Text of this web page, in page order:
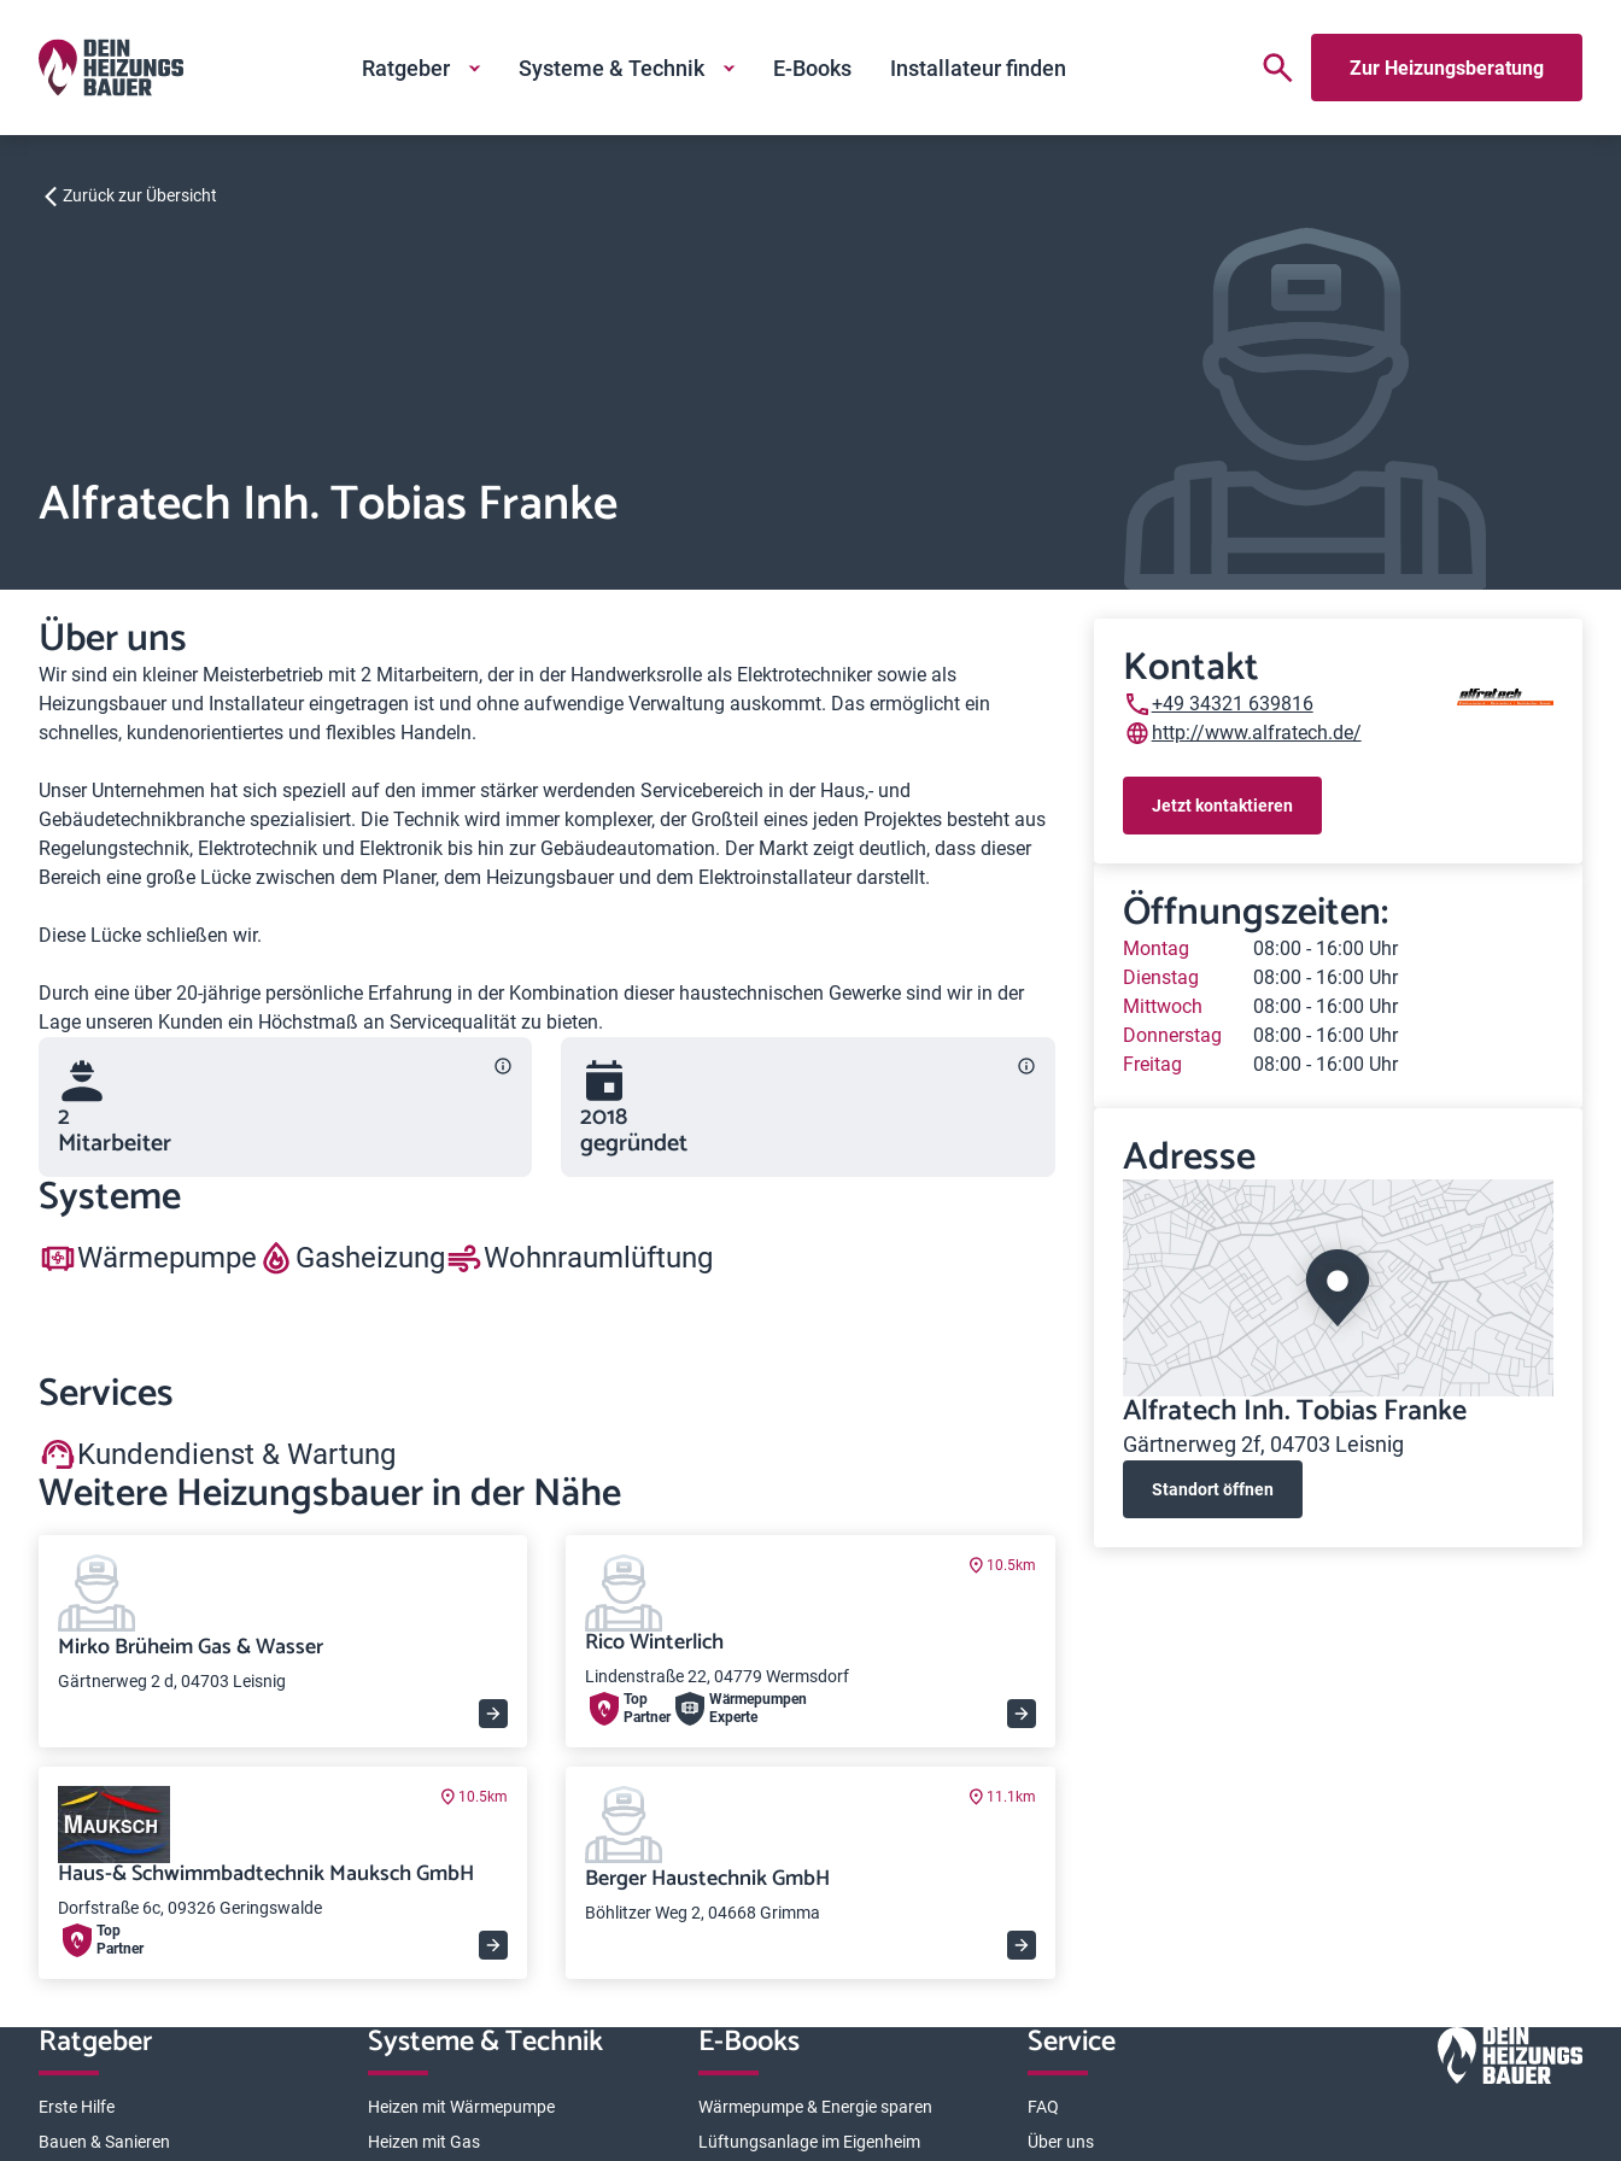
Ratgeber Systeme & Technik E-Books Installateur finden Zur Heizungsberatung
Zurück zur Übersicht
Alfratech Inh. Tobias Franke
Über uns
Wir sind ein kleiner Meisterbetrieb mit 2 Mitarbeitern, der in der Handwerksrolle als Elektrotechniker sowie als
Heizungsbauer und Installateur eingetragen ist und ohne aufwendige Verwaltung auskommt. Das ermöglicht ein
schnelles, kundenorientiertes und flexibles Handeln.
Unser Unternehmen hat sich speziell auf den immer stärker werdenden Servicebereich in der Haus,- und
Gebäudetechnikbranche spezialisiert. Die Technik wird immer komplexer, der Großteil eines jeden Projektes besteht aus
Regelungstechnik, Elektrotechnik und Elektronik bis hin zur Gebäudeautomation. Der Markt zeigt deutlich, dass dieser
Bereich eine große Lücke zwischen dem Planer, dem Heizungsbauer und dem Elektroinstallateur darstellt.
Diese Lücke schließen wir.
Durch eine über 20-jährige persönliche Erfahrung in der Kombination dieser haustechnischen Gewerke sind wir in der
Lage unseren Kunden ein Höchstmaß an Servicequalität zu bieten.
2
Mitarbeiter
2018
gegründet
Systeme
Wärmepumpe Gasheizung Wohnraumlüftung
Services
Kundendienst & Wartung
Weitere Heizungsbauer in der Nähe
Mirko Brüheim Gas & Wasser
Gärtnerweg 2 d, 04703 Leisnig
10.5km
Rico Winterlich
Lindenstraße 22, 04779 Wermsdorf
Top
Partner
Wärme­pumpen
Experte
10.5km
Haus-& Schwimmbadtechnik Mauksch GmbH
Dorfstraße 6c, 09326 Geringswalde
Top
Partner
11.1km
Berger Haustechnik GmbH
Böhlitzer Weg 2, 04668 Grimma
Kontakt
+49 34321 639816
http://www.alfratech.de/
Jetzt kontaktieren
Öffnungszeiten:
Montag
08:00 - 16:00 Uhr
Dienstag
08:00 - 16:00 Uhr
Mittwoch
08:00 - 16:00 Uhr
Donnerstag
08:00 - 16:00 Uhr
Freitag
08:00 - 16:00 Uhr
Adresse
Alfratech Inh. Tobias Franke
Gärtnerweg 2f, 04703 Leisnig
Standort öffnen
Ratgeber
Erste Hilfe
Bauen & Sanieren
Systeme & Technik
Heizen mit Wärmepumpe
Heizen mit Gas
E-Books
Wärmepumpe & Energie sparen
Lüftungsanlage im Eigenheim
Service
FAQ
Über uns